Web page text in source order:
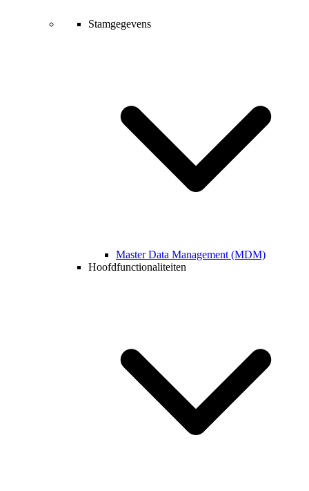
Stamgegevens
Master Data Management (MDM)
Hoofdfunctionaliteiten